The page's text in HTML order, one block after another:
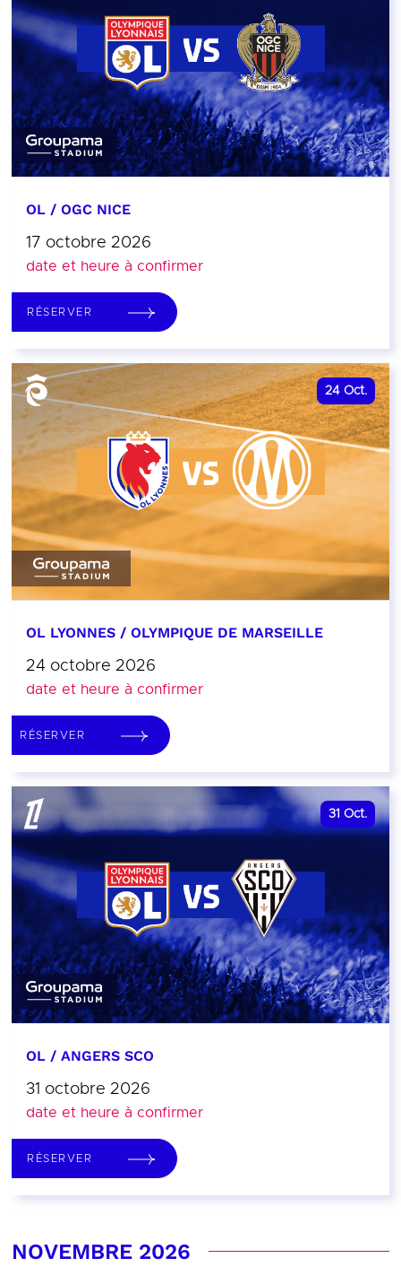
OL / OGC NICE
17 octobre 2026
date et heure à confirmer
RÉSERVER
24 Oct.
OL LYONNES / OLYMPIQUE DE MARSEILLE
24 octobre 2026
date et heure à confirmer
RÉSERVER
31 Oct.
OL / ANGERS SCO
31 octobre 2026
date et heure à confirmer
RÉSERVER
NOVEMBRE 2026